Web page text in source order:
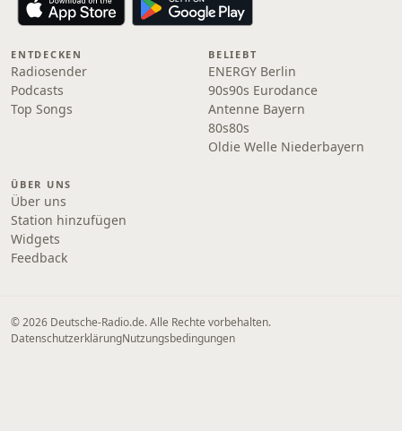
ENTDECKEN
Radiosender
Podcasts
Top Songs
BELIEBT
ENERGY Berlin
90s90s Eurodance
Antenne Bayern
80s80s
Oldie Welle Niederbayern
ÜBER UNS
Über uns
Station hinzufügen
Widgets
Feedback
© 2026 Deutsche-Radio.de. Alle Rechte vorbehalten.
DatenschutzerklärungNutzungsbedingungen